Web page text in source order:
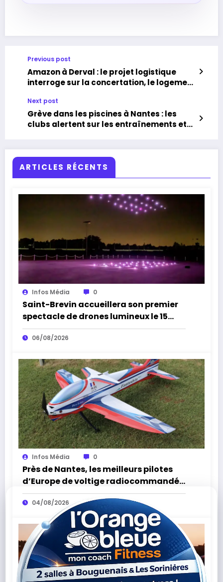
Previous post
Amazon à Derval : le projet logistique
interroge sur la concertation, le logement
Next post
Grève dans les piscines à Nantes : les
clubs alertent sur les entraînements et
ARTICLES RÉCENTS
Infos Média 0
Saint-Brevin accueillera son premier
spectacle de drones lumineux le 15
août
06/08/2026
Infos Média 0
Près de Nantes, les meilleurs pilotes
d’Europe de voltige radiocommandée
attendus à Sèvremoine
04/08/2026